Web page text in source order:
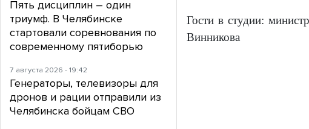
Гости в студии:
Винникова
Пять дисциплин – один
триумф. В Челябинске
стартовали соревнования по
современному пятиборью
7 августа 2026 - 19:42
Генераторы, телевизоры для
дронов и рации отправили из
Челябинска бойцам СВО